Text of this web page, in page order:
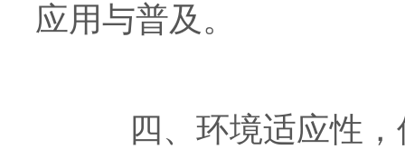
应用与普及。
四、环境适应性，